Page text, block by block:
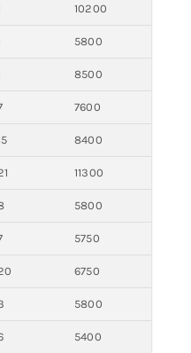
10200
5800
8500
7600
8400
11300
5800
5750
6750
5800
5400